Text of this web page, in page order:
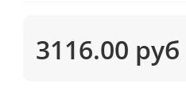
3116.00 руб